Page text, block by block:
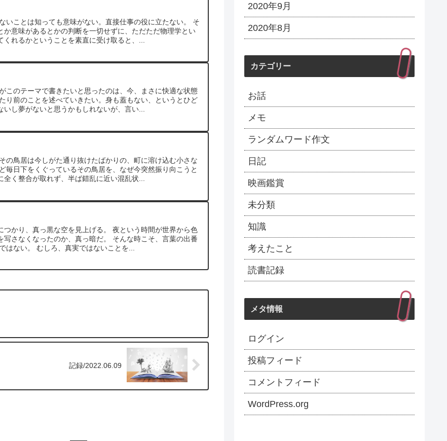
いことは知っても意味がない。直接仕事の役に立たない。 そ
か意味があるとかの判断を一切せずに、ただただ物理学とい
れるかということを素直に受け取ると、...
このテーマで書きたいと思ったのは、今、まさに快適な状態
り前のことを述べていきたい。身も蓋もない、というとひど
いし夢がないと思うかもしれないが、言い...
の鳥居は今しがた通り抜けたばかりの、町に溶け込む小さな
毎日下をくぐっているその鳥居を、なぜ今突然振り向こうと
く整合が取れず、半ば錯乱に近い混乱状...
つかり、真っ黒な空を見上げる。 夜という時間が世界から色
写さなくなったのか、真っ暗だ。 そんな時こそ、言葉の出番
はない。 むしろ、真実ではないことを...
記録/2022.06.09
2020年9月
2020年8月
カテゴリー
お話
メモ
ランダムワード作文
日記
映画鑑賞
未分類
知識
考えたこと
読書記録
メタ情報
ログイン
投稿フィード
コメントフィード
WordPress.org